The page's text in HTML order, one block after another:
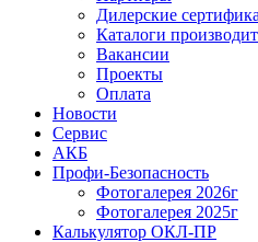
Дилерские
Каталоги
Вакансии
Проекты
Оплата
Новости
Сервис
АКБ
Профи-Безопасность
Фотогалерея 2026г
Фотогалерея 2025г
Калькулятор ОКЛ-ПР